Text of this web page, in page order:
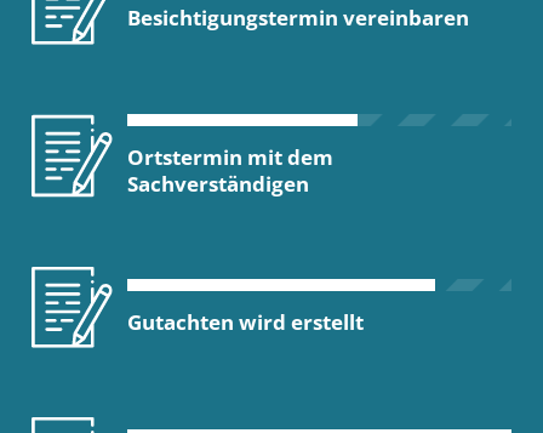
Besichtigungstermin vereinbaren
Ortstermin mit dem
Sachverständigen
Gutachten wird erstellt